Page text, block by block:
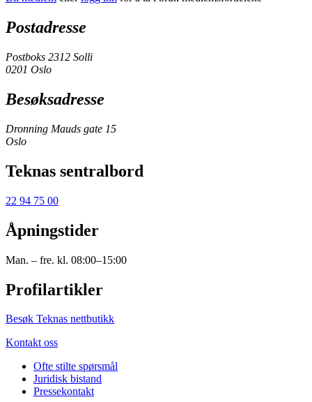
Postadresse
Postboks 2312 Solli
0201 Oslo
Besøksadresse
Dronning Mauds gate 15
Oslo
Teknas sentralbord
22 94 75 00
Åpningstider
Man. – fre. kl. 08:00–15:00
Profilartikler
Besøk Teknas nettbutikk
Kontakt oss
Ofte stilte spørsmål
Juridisk bistand
Pressekontakt